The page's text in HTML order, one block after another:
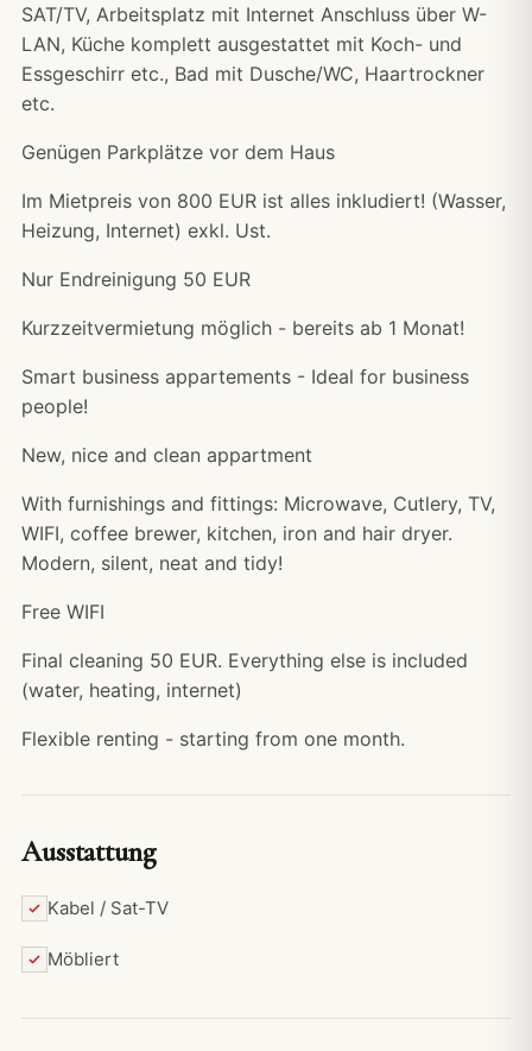
SAT/TV, Arbeitsplatz mit Internet Anschluss über W-
LAN, Küche komplett ausgestattet mit Koch- und
Essgeschirr etc., Bad mit Dusche/WC, Haartrockner
etc.
Genügen Parkplätze vor dem Haus
Im Mietpreis von 800 EUR ist alles inkludiert! (Wasser,
Heizung, Internet) exkl. Ust.
Nur Endreinigung 50 EUR
Kurzzeitvermietung möglich - bereits ab 1 Monat!
Smart business appartements - Ideal for business
people!
New, nice and clean appartment
With furnishings and fittings: Microwave, Cutlery, TV,
WIFI, coffee brewer, kitchen, iron and hair dryer.
Modern, silent, neat and tidy!
Free WIFI
Final cleaning 50 EUR. Everything else is included
(water, heating, internet)
Flexible renting - starting from one month.
Ausstattung
Kabel / Sat-TV
Möbliert